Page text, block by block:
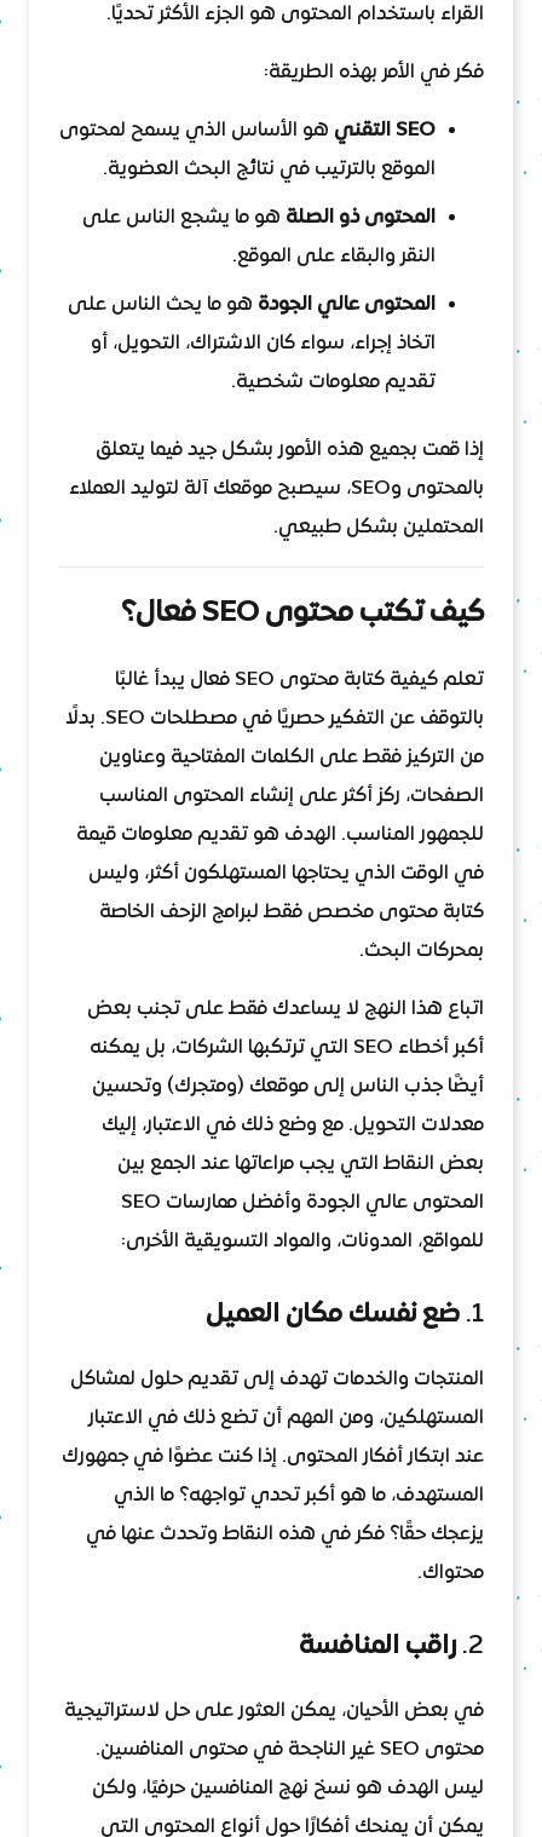
القراء باستخدام المحتوى هو الجزء الأكثر تحديًا.
فكر في الأمر بهذه الطريقة:
SEO التقني
هو الأساس الذي يسمح لمحتوى
الموقع بالترتيب في نتائج البحث العضوية.
المحتوى ذو الصلة هو ما يشجع الناس على
النقر والبقاء على الموقع.
المحتوى عالي الجودة هو ما يحث الناس على
اتخاذ إجراء، سواء كان الاشتراك، التحويل، أو
تقديم معلومات شخصية.
إذا قمت بجميع هذه الأمور بشكل جيد فيما يتعلق
بالمحتوى وSEO، سيصبح موقعك آلة لتوليد العملاء
المحتملين بشكل طبيعي.
كيف تكتب محتوى SEO فعال؟
تعلم كيفية كتابة محتوى SEO فعال يبدأ غالبًا
بالتوقف عن التفكير حصريًا في مصطلحات SEO. بدلًا
من التركيز فقط على الكلمات المفتاحية وعناوين
الصفحات، ركز أكثر على إنشاء المحتوى المناسب
للجمهور المناسب. الهدف هو تقديم معلومات قيمة
في الوقت الذي يحتاجها المستهلكون أكثر، وليس
كتابة محتوى مخصص فقط لبرامج الزحف الخاصة
بمحركات البحث.
اتباع هذا النهج لا يساعدك فقط على تجنب بعض
أكبر أخطاء SEO التي ترتكبها الشركات، بل يمكنه
أيضًا جذب الناس إلى موقعك (ومتجرك) وتحسين
معدلات التحويل. مع وضع ذلك في الاعتبار، إليك
بعض النقاط التي يجب مراعاتها عند الجمع بين
المحتوى عالي الجودة وأفضل ممارسات SEO
للمواقع، المدونات، والمواد التسويقية الأخرى:
1. ضع نفسك مكان العميل
المنتجات والخدمات تهدف إلى تقديم حلول لمشاكل
المستهلكين، ومن المهم أن تضع ذلك في الاعتبار
عند ابتكار أفكار المحتوى. إذا كنت عضوًا في جمهورك
المستهدف، ما هو أكبر تحدي تواجهه؟ ما الذي
يزعجك حقًا؟ فكر في هذه النقاط وتحدث عنها في
محتواك.
2. راقب المنافسة
في بعض الأحيان، يمكن العثور على حل لاستراتيجية
محتوى SEO غير الناجحة في محتوى المنافسين.
ليس الهدف هو نسخ نهج المنافسين حرفيًا، ولكن
يمكن أن يمنحك أفكارًا حول أنواع المحتوى التي